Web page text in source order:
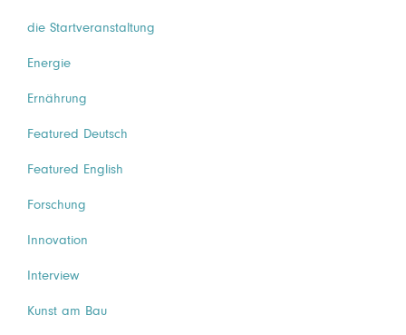
die Startveranstaltung
Energie
Ernährung
Featured Deutsch
Featured English
Forschung
Innovation
Interview
Kunst am Bau